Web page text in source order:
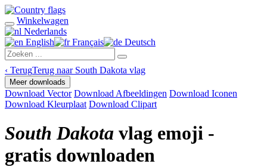
Winkelwagen
Nederlands
English
Français Deutsch
‹ TerugTerug naar South Dakota vlag
Meer downloads
Download Vector Download Afbeeldingen Download Iconen
Download Kleurplaat Download Clipart
South Dakota vlag emoji -
gratis downloaden